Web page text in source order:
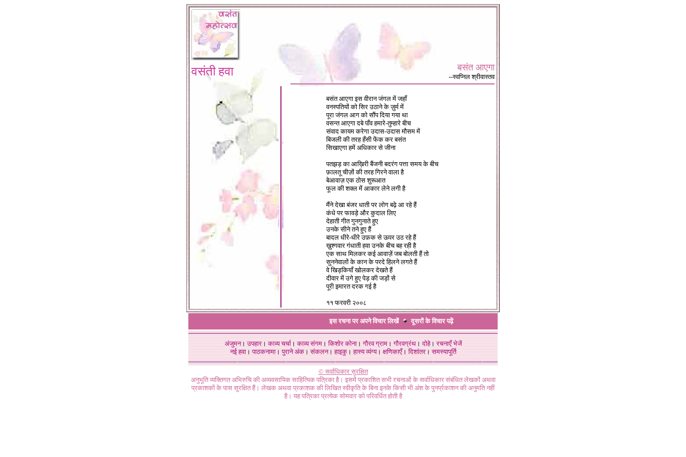
वसंती हवा बसंत आएगा
--स्वप्निल श्रीवास्तव
बसंत आएगा इस वीरान जंगल में जहाँ
वनस्पतियों को सिर उठाने के ज़ुर्म में
पूरा जंगल आग को सौंप दिया गया था
वसन्त आएगा दबे पाँव हमारे-तुम्हारे बीच
संवाद कायम करेगा उदास-उदास मौसम में
बिजली की तरह हँसी फेंक कर बसंत
सिखाएगा हमें अधिकार से जीना
पतझड़ का आख़िरी बैंजनी बदरंग पत्ता समय के बीच
फ़ालतू चीज़ों की तरह गिरने वाला है
बेआवाज़ एक ठोस शुरूआत
फूल की शक्ल में आकार लेने लगी है
मैंने देखा बंजर धाती पर लोग बढ़े आ रहे हैं
कंधे पर फावड़े और कुदाल लिए
देहाती गीत गुनगुनाते हुए
उनके सीने तने हुए हैं
बादल धीरे-धीरे उफ़क से ऊपर उठ रहे हैं
ख़ुश्गवार गंधाती हवा उनके बीच बह रही है
एक साथ मिलकर कई आवाज़ें जब बोलती हैं तो
सुननेवालों के कान के परदे हिलने लगते हैं
वे खिड़कियाँ खोलकर देखते हैं
दीवार में उगे हुए पेड़ की जड़ों से
पूरी इमारत दरक गई है
११ फरवरी २००८
इस रचना पर अपने विचार लिखें दूसरों के विचारपढ़ें
अंजुमन।उपहार।काव्य चर्चा।काव्य संगम।किशोर कोना।गौरव ग्राम।गौरवग्रंथ।दोहे।रचनाएँ भेजें
नई हवा। पाठकनामा। पुराने अंक। संकलन। हाइकु। हास्य व्यंग्य। क्षणिकाएँ। दिशांतर। समस्यापूर्ति
© सर्वाधिकार सुरक्षित
अनुभूति व्यक्तिगत अभिरुचि की अव्यवसायिक साहित्यिक पत्रिका है। इसमें प्रकाशित सभी रचनाओं के सर्वाधिकार संबंधित लेखकों अथवा
प्रकाशकों के पास सुरक्षित हैं। लेखक अथवा प्रकाशक की लिखित स्वीकृति के बिना इनके किसी भी अंश के पुनर्प्रकाशन की अनुमति नहीं
है। यह पत्रिका प्रत्येक सोमवार को परिवर्धित होती है